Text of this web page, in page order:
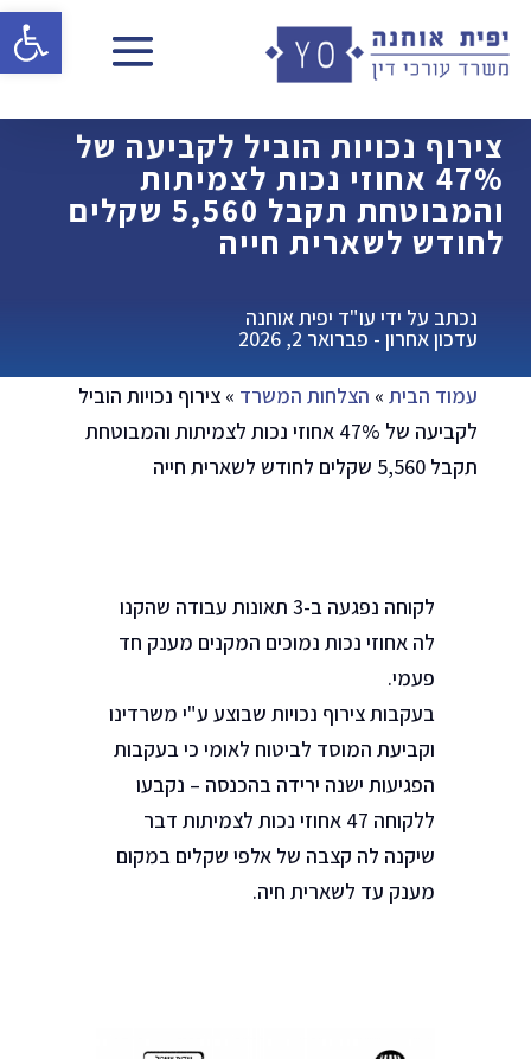
צירוף נכויות הוביל לקביעה של
47% אחוזי נכות לצמיתות
והמבוטחת תקבל 5,560 שקלים
לחודש לשארית חייה
נכתב על ידי עו"ד יפית אוחנה
עדכון אחרון - פברואר 2, 2026
עמוד הבית» הצלחות המשרד » צירוף נכויות הוביל
לקביעה של 47% אחוזי נכות לצמיתות והמבוטחת
תקבל 5,560 שקלים לחודש לשארית חייה
לקוחה נפגעה ב-3 תאונות עבודה שהקנו
לה אחוזי נכות נמוכים המקנים מענק חד
פעמי.
בעקבות צירוף נכויות שבוצע ע"י משרדינו
וקביעת המוסד לביטוח לאומי כי בעקבות
הפגיעות ישנה ירידה בהכנסה – נקבעו
ללקוחה 47 אחוזי נכות לצמיתות דבר
שיקנה לה קצבה של אלפי שקלים במקום
מענק עד לשארית חיה.